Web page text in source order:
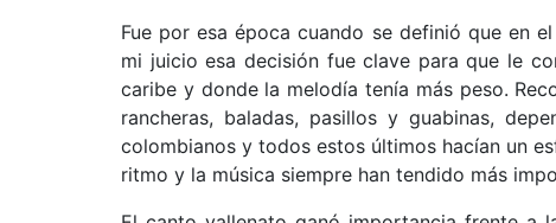
Fue por esa época cuando se definió que en
mi juicio esa decisión fue clave para que le
caribe y donde la melodía tenía más peso.
rancheras, baladas, pasillos y guabinas,
colombianos y todos estos últimos hacían un
ritmo y la música siempre han tendido más